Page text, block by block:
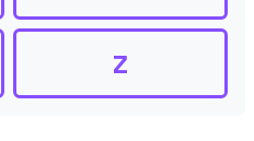
Z